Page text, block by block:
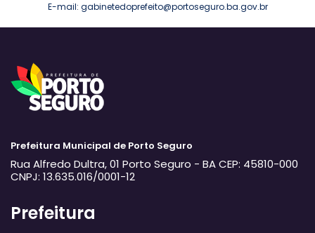
E-mail: gabinetedoprefeito@portoseguro.ba.gov.br
Prefeitura Municipal de Porto Seguro
Rua Alfredo Dultra, 01 Porto Seguro - BACEP: 45810-000
CNPJ: 13.635.016/0001-12
Prefeitura